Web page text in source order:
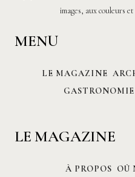
images, aux couleurs
MENU
LE MAGAZINE
GASTRONOMIE
LE MAGAZINE
À PROPOS OÙ